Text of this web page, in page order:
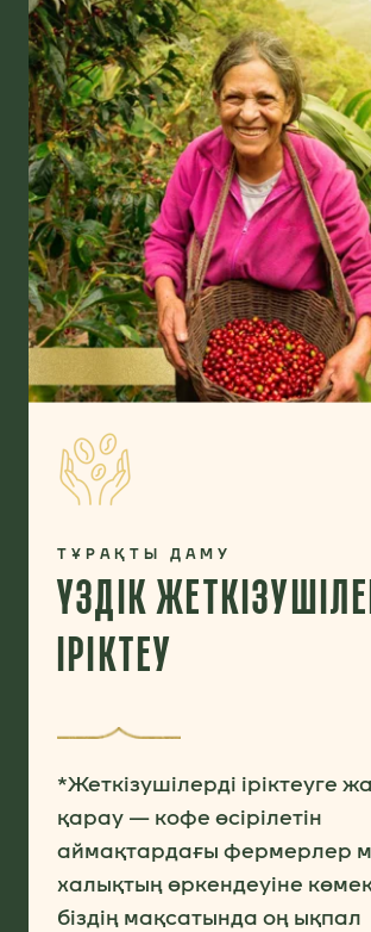
ТҰРАҚТЫ ДАМУ
ҮЗДІК
ІРІКТЕУ
*Жеткізушілерді іріктеуге
қарау — кофе өсірілетін
аймақтардағы фермерлер
халықтың өркендеуіне
біздің мақсатында оң ықпал